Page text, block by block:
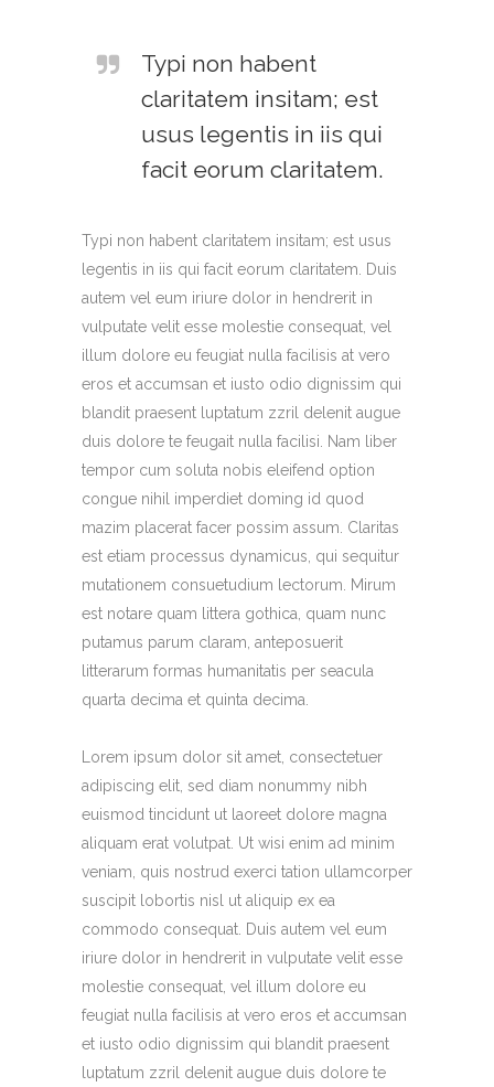
Typi non habent
claritatem insitam; est
usus legentis in iis qui
facit eorum claritatem.
Typi non habent claritatem insitam; est usus
legentis in iis qui facit eorum claritatem. Duis
autem vel eum iriure dolor in hendrerit in
vulputate velit esse molestie consequat, vel
illum dolore eu feugiat nulla facilisis at vero
eros et accumsan et iusto odio dignissim qui
blandit praesent luptatum zzril delenit augue
duis dolore te feugait nulla facilisi. Nam liber
tempor cum soluta nobis eleifend option
congue nihil imperdiet doming id quod
mazim placerat facer possim assum. Claritas
est etiam processus dynamicus, qui sequitur
mutationem consuetudium lectorum. Mirum
est notare quam littera gothica, quam nunc
putamus parum claram, anteposuerit
litterarum formas humanitatis per seacula
quarta decima et quinta decima.
Lorem ipsum dolor sit amet, consectetuer
adipiscing elit, sed diam nonummy nibh
euismod tincidunt ut laoreet dolore magna
aliquam erat volutpat. Ut wisi enim ad minim
veniam, quis nostrud exerci tation ullamcorper
suscipit lobortis nisl ut aliquip ex ea
commodo consequat. Duis autem vel eum
iriure dolor in hendrerit in vulputate velit esse
molestie consequat, vel illum dolore eu
feugiat nulla facilisis at vero eros et accumsan
et iusto odio dignissim qui blandit praesent
luptatum zzril delenit augue duis dolore te